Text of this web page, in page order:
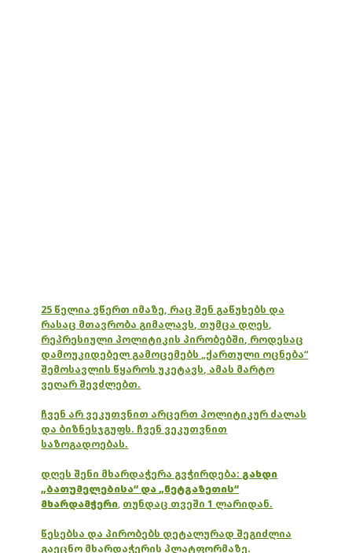
25 წელია ვწერთ იმაზე, რაც შენ გაწუხებს და
რასაც მთავრობა გიმალავს, თუმცა დღეს,
რეპრესიული პოლიტიკის პირობებში, როდესაც
დამოუკიდებელ გამოცემებს „ქართული ოცნება“
შემოსავლის წყაროს უკეტავს, ამას მარტო
ვეღარ შევძლებთ.
ჩვენ არ ვეკუთვნით არცერთ პოლიტიკურ ძალას
და ბიზნესჯგუფს. ჩვენ ვეკუთვნით
საზოგადოებას.
დღეს შენი მხარდაჭერა გვჭირდება: გახდი
„ბათუმელებისა“ და „ნეტგაზეთის“
მხარდამჭერი, თუნდაც თვეში 1 ლარიდან.
წესებსა და პირობებს დეტალურად შეგიძლია
გაეცნო მხარდაჭერის პლატფორმაზე.